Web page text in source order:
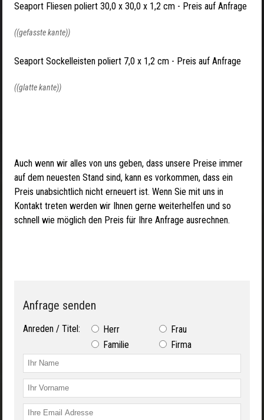
Seaport Fliesen poliert 30,0 x 30,0 x 1,2 cm - Preis auf Anfrage
((gefasste kante))
Seaport Sockelleisten poliert 7,0 x 1,2 cm - Preis auf Anfrage
((glatte kante))
Auch wenn wir alles von uns geben, dass unsere Preise immer
auf dem neuesten Stand sind, kann es vorkommen, dass ein
Preis unabsichtlich nicht erneuert ist. Wenn Sie mit uns in
Kontakt treten werden wir Ihnen gerne weiterhelfen und so
schnell wie möglich den Preis für Ihre Anfrage ausrechnen.
Anfrage senden
Anreden / Titel: Herr
Frau
Familie
Firma